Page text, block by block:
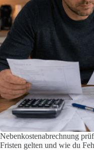
Nebenkostenabrechnung
Fristen gelten und wie du